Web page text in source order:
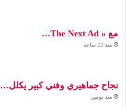
مع « The Next Ad…
منذ 22 ساعة
نجاح جماهيري وفني كبير يكلل…
منذ يومين